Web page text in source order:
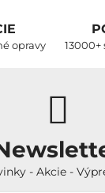
opravy
- Akcie -